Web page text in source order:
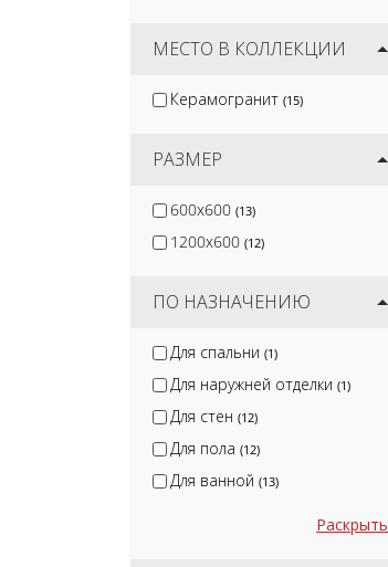
Laparet(15)
New Trend
МЕСТО В КОЛЛЕКЦИИ
Керамогранит (15)
РАЗМЕР
600x600 (13)
1200x600 (12)
ПО НАЗНАЧЕНИЮ
Для спальни (1)
Для наружней отделки (1)
Для стен (12)
Для пола (12)
Для ванной (13)
Раскрыть